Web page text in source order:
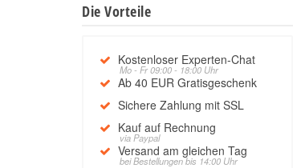
Die Vorteile
Kostenloser Experten-Chat
Mo - Fr 09:00 - 18:00 Uhr
Ab 40 EUR Gratisgeschenk
Sichere Zahlung mit SSL
Kauf auf Rechnung
via Paypal
Versand am gleichen Tag
bei Bestellungen bis 14:00 Uhr